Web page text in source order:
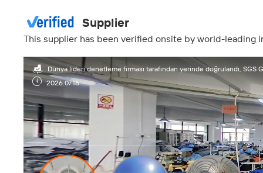
Supplier
This supplier has been verified onsite by world-leading
Dünya lideri denetleme firması tarafından yerinde doğrulandı, SGS
2026.07.16